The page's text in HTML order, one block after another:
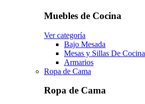
Muebles de Cocina
Ver categoría
Bajo Mesada
Mesas y Sillas De Cocina
Armarios
Ropa de Cama
Ropa de Cama